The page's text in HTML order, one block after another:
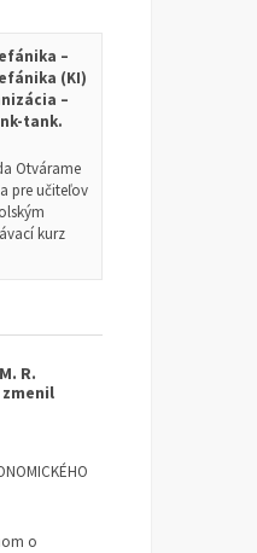
–
(KI)
–
tank.
Otvárame
pre učiteľov
kurz
R.
o